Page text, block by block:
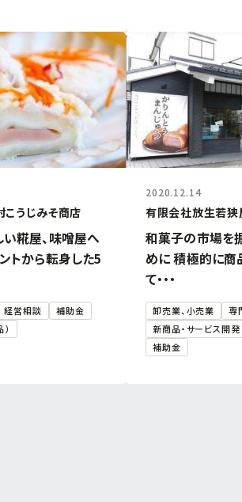
うじみそ商店
い糀屋、味噌屋へ
トから転身した5
経営相談
補助金
2020.12.14
有限会社放生若狭
和菓子の市場を
めに 積極的に商
て・・・
卸売業、小売業
専
新商品・サービス開発
補助金